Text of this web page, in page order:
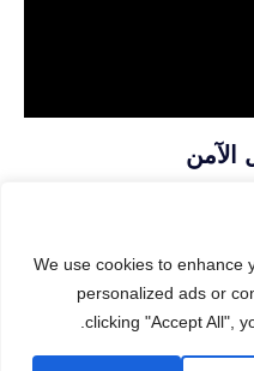
We use cookies to enhance
personalized ads or
clicking "Accept All",
الآمن